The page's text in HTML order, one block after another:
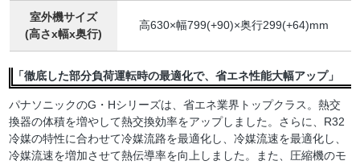
室外機サイズ
(高さx幅x奥行)
高630×幅799(+90)×奥行299(+64)mm
「徹底した部分負荷運転時の最適化で、省エネ性能大幅アップ」
パナソニックのG・Hシリーズは、省エネ業界トップクラス。熱交
換器の体積を増やして熱交換効率をアップしました。さらに、R32
冷媒の特性に合わせて冷媒流路を最適化し、冷媒流速を最適化し、
冷媒流速を増加させて熱伝導率を向上しました。また、圧縮機のモ